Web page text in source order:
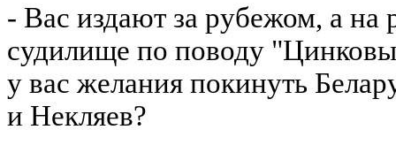
- Вас издают за рубежом, а на
судилище по поводу
у вас желания покинуть
и Некляев?